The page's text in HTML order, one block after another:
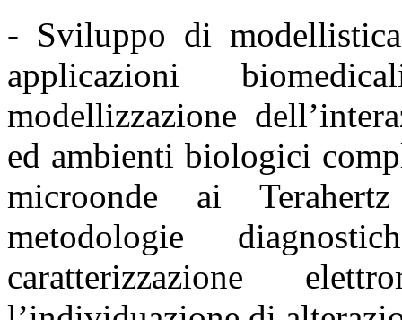
- Sviluppo di
applicazioni
modellizzazione
ed ambienti biologici
microonde ai
metodologie
caratterizzazione